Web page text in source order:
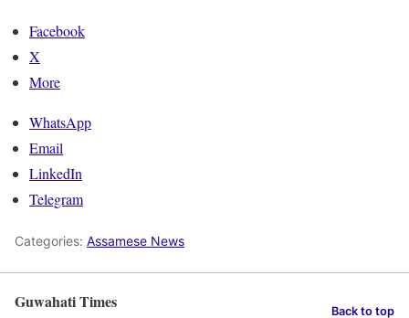
Facebook
X
More
WhatsApp
Email
LinkedIn
Telegram
Categories: Assamese News
Guwahati Times Back to top